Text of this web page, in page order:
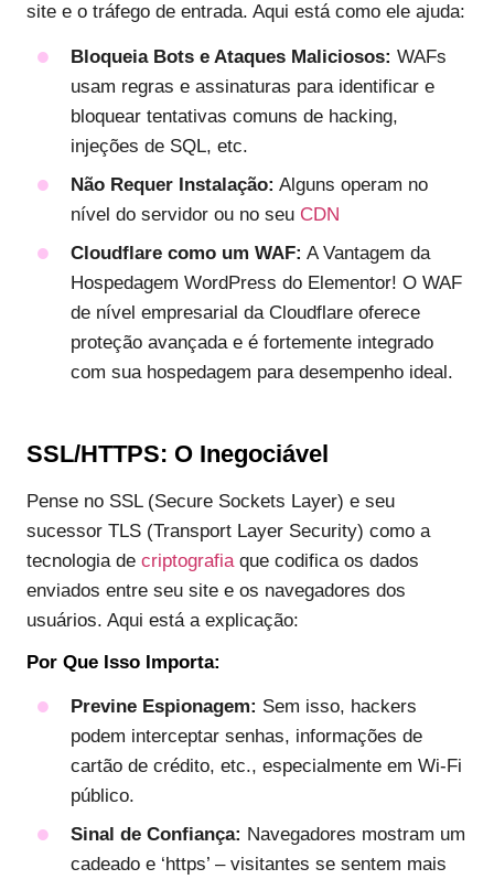
site e o tráfego de entrada. Aqui está como ele ajuda:
Bloqueia Bots e Ataques Maliciosos: WAFs
usam regras e assinaturas para identificar e
bloquear tentativas comuns de hacking,
injeções de SQL, etc.
Não Requer Instalação: Alguns operam no
nível do servidor ou no seu CDN
Cloudflare como um WAF: A Vantagem da
Hospedagem WordPress do Elementor! O WAF
de nível empresarial da Cloudflare oferece
proteção avançada e é fortemente integrado
com sua hospedagem para desempenho ideal.
SSL/HTTPS: O Inegociável
Pense no SSL (Secure Sockets Layer) e seu
sucessor TLS (Transport Layer Security) como a
tecnologia de criptografiaque codifica os dados
enviados entre seu site e os navegadores dos
usuários. Aqui está a explicação:
Por Que Isso Importa:
Previne Espionagem: Sem isso, hackers
podem interceptar senhas, informações de
cartão de crédito, etc., especialmente em Wi-Fi
público.
Sinal de Confiança: Navegadores mostram um
cadeado e ‘https’ – visitantes se sentem mais